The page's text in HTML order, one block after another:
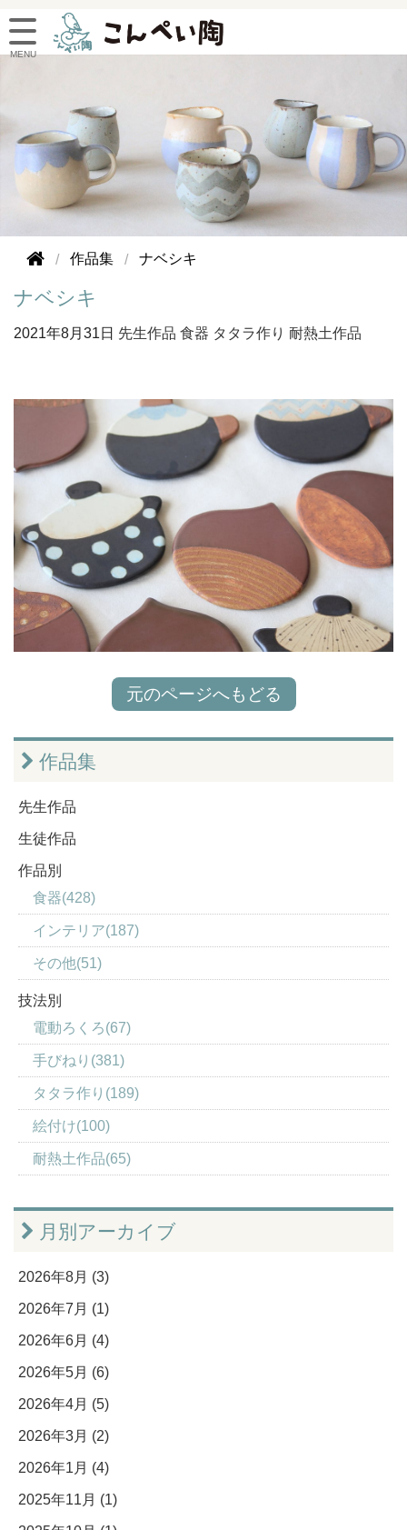
作品集 ナベシキ
ナベシキ
2021年8月31日 先生作品 食器 タタラ作り 耐熱土作品
元のページへもどる
作品集
先生作品
生徒作品
作品別
食器(428)
インテリア(187)
その他(51)
技法別
電動ろくろ(67)
手びねり(381)
タタラ作り(189)
絵付け(100)
耐熱土作品(65)
月別アーカイブ
2026年8月 (3)
2026年7月 (1)
2026年6月 (4)
2026年5月 (6)
2026年4月 (5)
2026年3月 (2)
2026年1月 (4)
2025年11月 (1)